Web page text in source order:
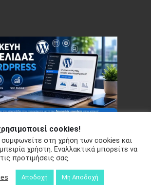
Your e-articles - WordPress Theme : by
Themes Πολιτική Απορρήτου
cookies!
στη χρήση των cookies και
χρήστη. Εναλλακτικά μπορείτε να
προτιμήσεις σας.
Αποδοχή Μη Αποδοχή